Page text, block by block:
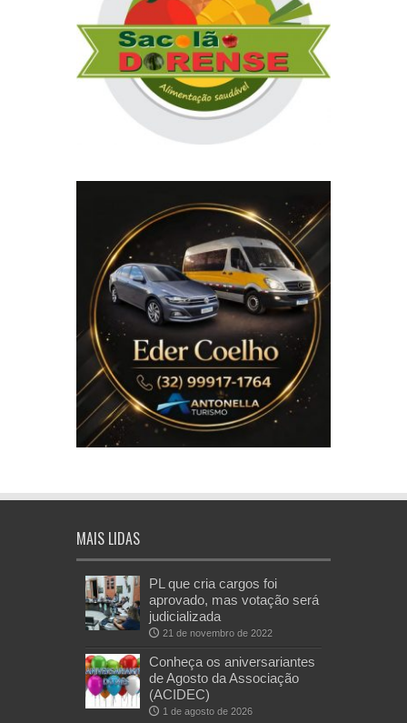
MAIS LIDAS
PL que cria cargos foi
aprovado, mas votação será
judicializada
21 de novembro de 2022
Conheça os aniversariantes
de Agosto da Associação
(ACIDEC)
1 de agosto de 2026